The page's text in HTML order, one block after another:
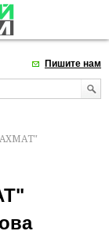
Пишите нам
АХМАТ"